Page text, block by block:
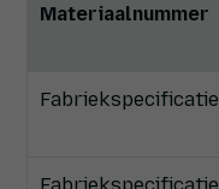
Materiaalnummer
Fabriekspecificatie
Fabriekspecificatie